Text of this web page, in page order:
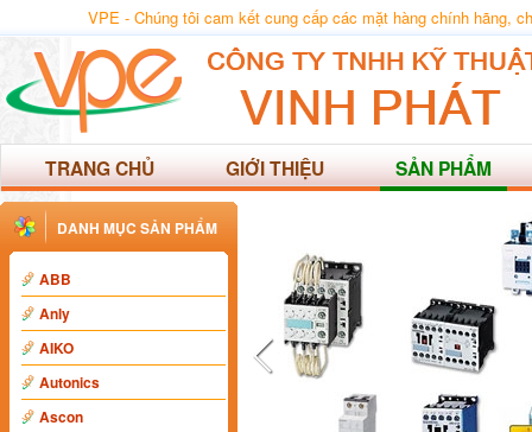
VPE - Chúng tôi cam kết cung cấp các mặt hàng chính hãng,
TRANG CHỦ GIỚI THIỆU SẢN PHẨM
DANH MỤC SẢN PHẨM
ABB
Anly
AIKO
Autonics
Ascon